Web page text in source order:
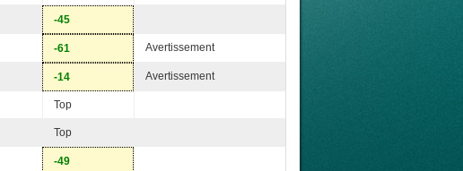
-45
-61 Avertissement
-14 Avertissement
Top
Top
-49